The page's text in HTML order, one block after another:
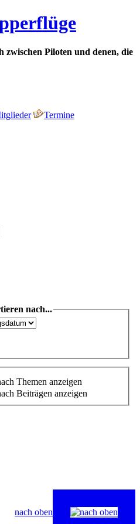
Piloten und denen, die
Termine
nach...
Themen anzeigen
Beiträgen anzeigen
nach oben